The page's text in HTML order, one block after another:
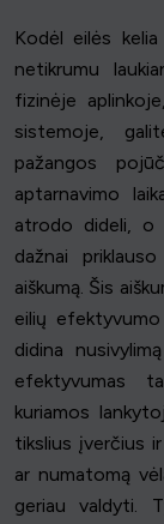
Kodėl eilės
netikrumu
fizinėje
sistemoje,
pažangos
aptarnavimo
atrodo dideli, o
dažnai
aiškumą. Šis
eilių
didina
efektyvumas
kuriamos
tikslius įverčius
ar numatomą
geriau valdyti.